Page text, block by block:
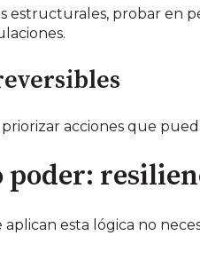
estructurales, probar en
acciones que
poder:
esta lógica no